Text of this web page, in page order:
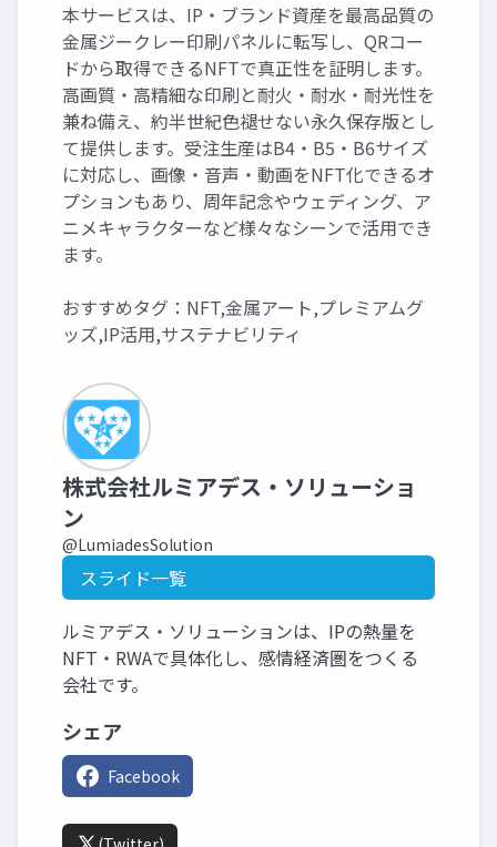
本サービスは、IP・ブランド資産を最高品質の
金属ジークレー印刷パネルに転写し、QRコー
ドから取得できるNFTで真正性を証明します。
高画質・高精細な印刷と耐火・耐水・耐光性を
兼ね備え、約半世紀色褪せない永久保存版とし
て提供します。受注生産はB4・B5・B6サイズ
に対応し、画像・音声・動画をNFT化できるオ
プションもあり、周年記念やウェディング、ア
ニメキャラクターなど様々なシーンで活用でき
ます。
おすすめタグ：NFT,金属アート,プレミアムグ
ッズ,IP活用,サステナビリティ
株式会社ルミアデス・ソリューショ
ン
@LumiadesSolution
スライド一覧
ルミアデス・ソリューションは、IPの熱量を
NFT・RWAで具体化し、感情経済圏をつくる
会社です。
シェア
Facebook